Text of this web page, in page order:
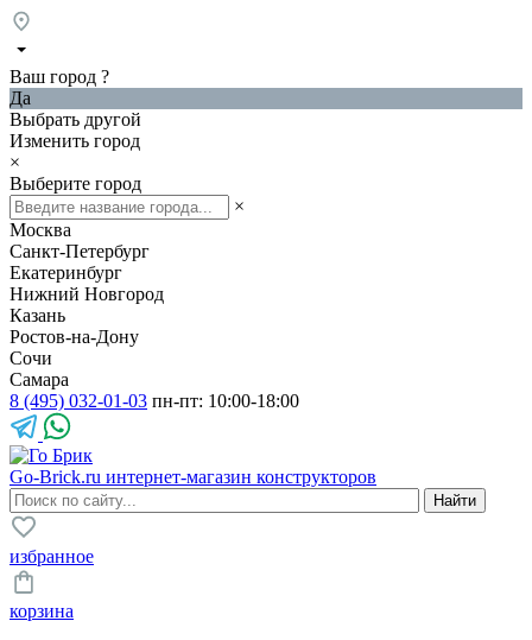
Ваш город ?
Да
Выбрать другой
Изменить город
×
Выберите город
×
Москва
Санкт-Петербург
Екатеринбург
Нижний Новгород
Казань
Ростов-на-Дону
Сочи
Самара
8 (495) 032-01-03 пн-пт: 10:00-18:00
Go-Brick.ru интернет-магазин конструкторов
избранное
корзина